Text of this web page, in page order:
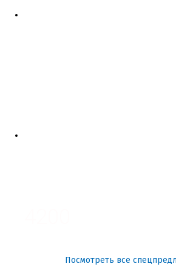
Посмотреть все